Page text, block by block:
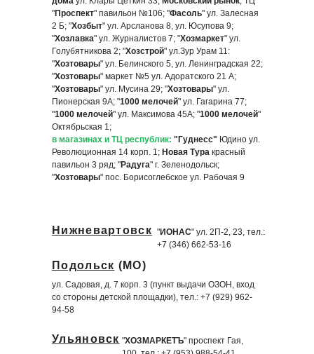
Нижневартовск "ИОНАС" ул. 2П-2, 23, тел.:
+7 (346) 662-53-16
Подольск (МО)
ул. Садовая, д. 7 корп. 3 (пункт выдачи ОЗОН, вход
со стороны детской площадки), тел.: +7 (929) 962-
94-58
Ульяновск "ХОЗМАРКЕТЪ" проспект Гая,
"Проспект" павильон №106; "Фасоль" ул. Залесная
2 Б; "Хозбыт" ул. Арсланова 8, ул. Юсупова 9;
"Хозлавка" ул. Журналистов 7; "Хозмаркет" ул.
Голубятникова 2; "Хозстрой" ул.Зур Урам 11:
"Хозтовары" ул. Белинского 5, ул. Ленинградская 22;
"Хозтовары" маркет №5 ул. Адоратского 21 А;
"Хозтовары" ул. Мусина 29; "Хозтовары" ул.
Пионерская 9А; "1000 мелочей" ул. Гагарина 77;
"1000 мелочей" ул. Максимова 45А; "1000 мелочей"
Октябрьская 1;
в магазинах и ТЦ республик: "Гуднесс" Юдино ул.
Революционная 14 корп. 1; Новая Тура красный
павильон 3 ряд; "Радуга" г. Зеленодольск;
"Хозтовары" пос. Борисоглебское ул. Рабочая 9